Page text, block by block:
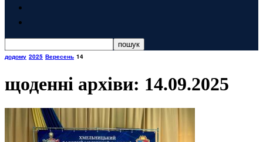
додому 2025 Вересень 14
щоденні архіви: 14.09.2025